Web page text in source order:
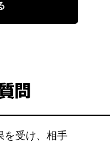
問
を受け、相手